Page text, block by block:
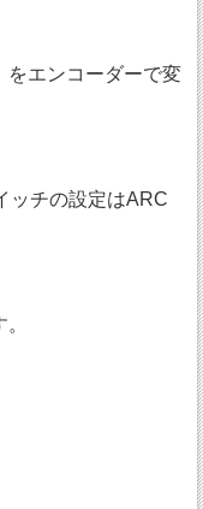
をエンコーダーで変
ッチの設定はARC